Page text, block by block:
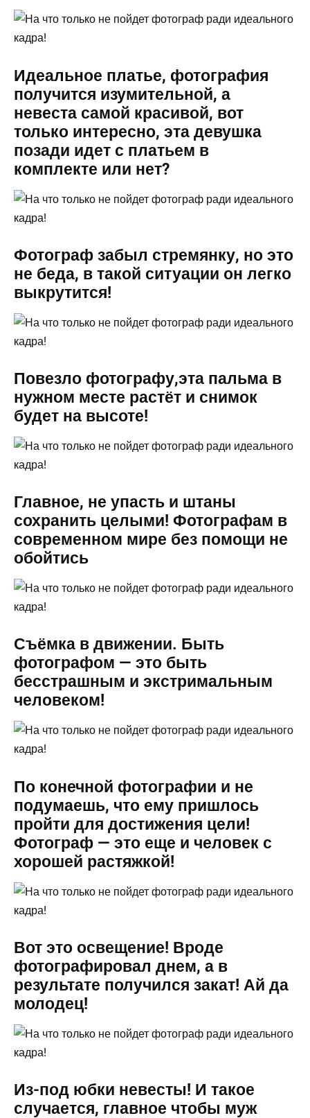
Идеальное платье, фотография
получится изумительной, а
невеста самой красивой, вот
только интересно, эта девушка
позади идет с платьем в
комплекте или нет?
Фотограф забыл стремянку, но это
не беда, в такой ситуации он легко
выкрутится!
Повезло фотографу,эта пальма в
нужном месте растёт и снимок
будет на высоте!
Главное, не упасть и штаны
сохранить целыми! Фотографам в
современном мире без помощи не
обойтись
Съёмка в движении. Быть
фотографом — это быть
бесстрашным и экстримальным
человеком!
По конечной фотографии и не
подумаешь, что ему пришлось
пройти для достижения цели!
Фотограф — это еще и человек с
хорошей растяжкой!
Вот это освещение! Вроде
фотографировал днем, а в
результате получился закат! Ай да
молодец!
Из-под юбки невесты! И такое
случается, главное чтобы муж